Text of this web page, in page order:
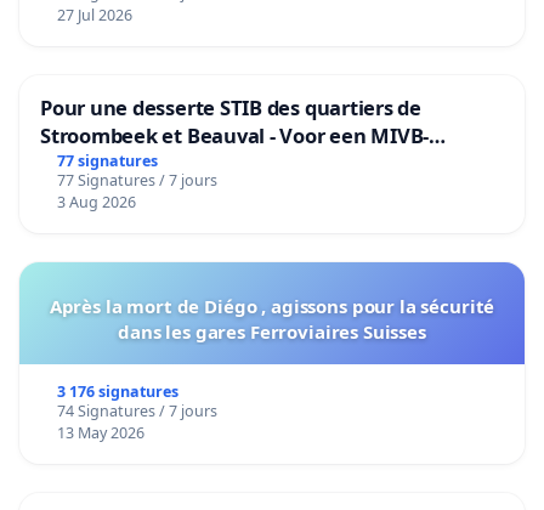
27 Jul 2026
Pour une desserte STIB des quartiers de
Stroombeek et Beauval - Voor een MIVB-
bediening van de wijken Strombeek en Het
Voor
77 signatures
77 Signatures / 7 jours
3 Aug 2026
Après la mort de Diégo , agissons pour la sécurité
dans les gares Ferroviaires Suisses
3 176 signatures
74 Signatures / 7 jours
13 May 2026